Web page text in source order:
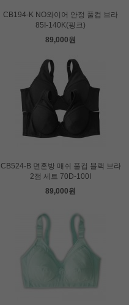
CB194-K NO와이어 안정 풀컵 브라
85I-140K(핑크)
89,000원
CB524-B 면혼방 매쉬 풀컵 블랙 브라
2점 세트 70D-100I
89,000원